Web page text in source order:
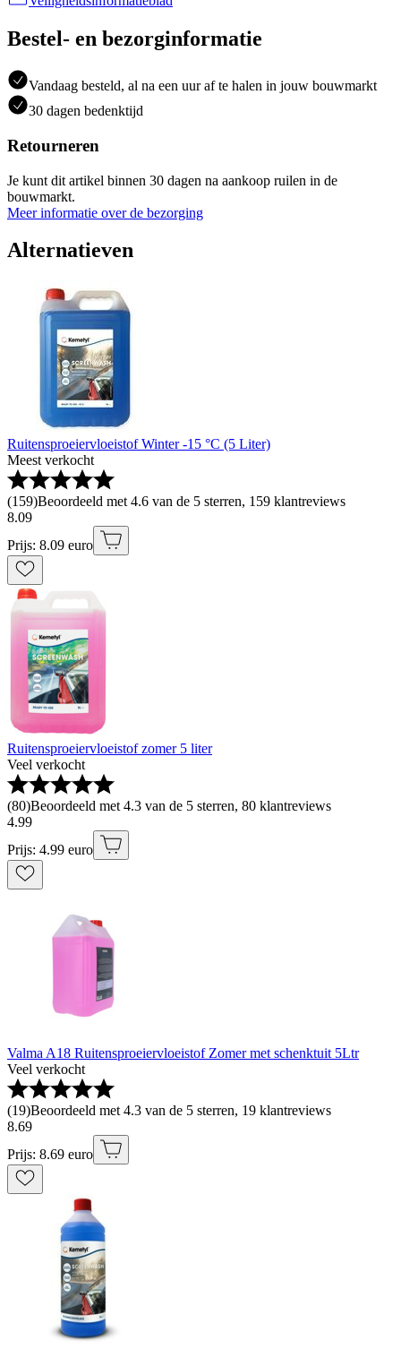
Bestel- en bezorginformatie
Vandaag besteld, al na een uur af te halen in jouw bouwmarkt
30 dagen bedenktijd
Retourneren
Je kunt dit artikel binnen 30 dagen na aankoop ruilen in de
bouwmarkt.
Meer informatie over de bezorging
Alternatieven
Ruitensproeiervloeistof Winter -15 °C (5 Liter)
Meest verkocht
(159)Beoordeeld met 4.6 van de 5 sterren, 159 klantreviews
8.09
Prijs: 8.09 euro
Ruitensproeiervloeistof zomer 5 liter
Veel verkocht
(80)Beoordeeld met 4.3 van de 5 sterren, 80 klantreviews
4.99
Prijs: 4.99 euro
Valma A18 Ruitensproeiervloeistof Zomer met schenktuit 5Ltr
Veel verkocht
(19)Beoordeeld met 4.3 van de 5 sterren, 19 klantreviews
8.69
Prijs: 8.69 euro